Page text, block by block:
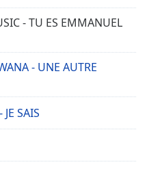
- TU ES EMMANUEL
- UNE AUTRE
SAIS